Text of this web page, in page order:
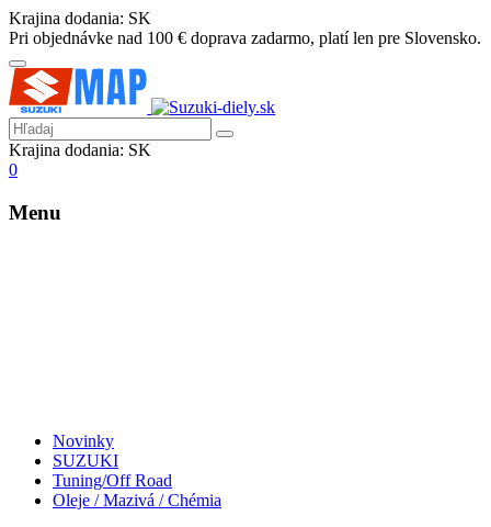
Krajina dodania: SK
Pri objednávke nad 100 € doprava zadarmo, platí len pre Slovensko.
Krajina dodania: SK
0
Menu
Novinky
SUZUKI
Tuning/Off Road
Oleje / Mazivá / Chémia